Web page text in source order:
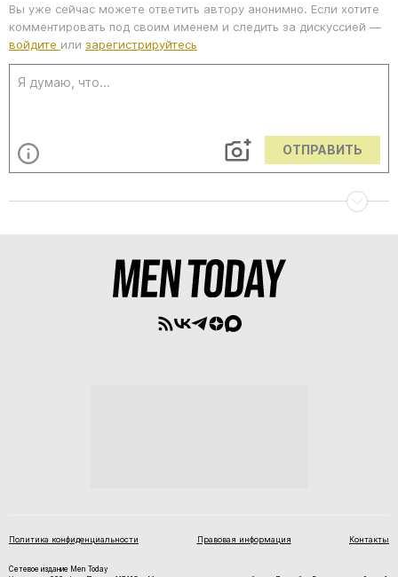
Вы уже сейчас можете ответить автору анонимно. Если хотите
комментировать под своим именем и следить за дискуссией —
войдите или зарегистрируйтесь
ОТПРАВИТЬ
Политика конфиденциальности Правовая информация Контакты
Сетевое издание Men Today